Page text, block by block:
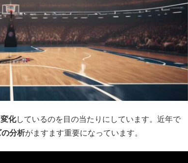
化しているのを目の当たりにしています。近年で
分析がますます重要になっています。